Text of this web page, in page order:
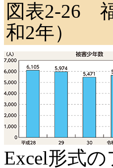
図表2-26
和2年）
Excel形式